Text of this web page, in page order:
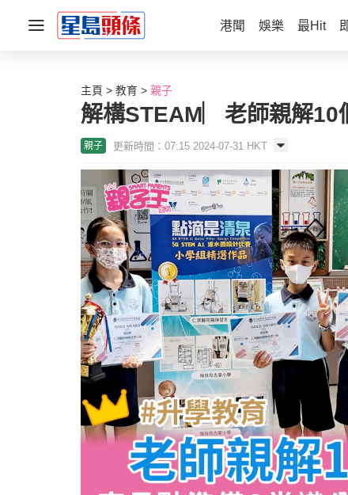
港聞 娛樂 最Hit
主頁 教育 親子
解構STEAM︳老師親解10
親子 更新時間：07:15 2024-07-31 HKT